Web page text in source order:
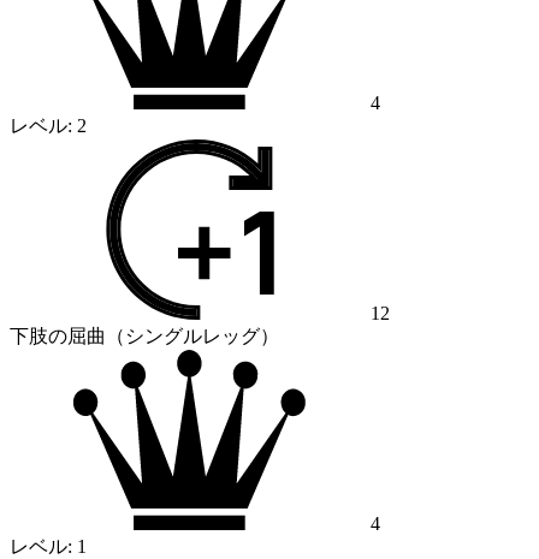
4
レベル: 2
12
下肢の屈曲（シングルレッグ）
4
レベル: 1